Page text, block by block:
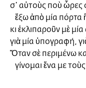
σ᾿ αὐτοὺς ποὺ ὧρες
ἔξω ἀπὸ μία πόρτα
κι ἐκλιπαροῦν μὲ
γιὰ μία ὑπογραφή,
Ὅταν σὲ περιμένω
γίνομαι ἕνα με